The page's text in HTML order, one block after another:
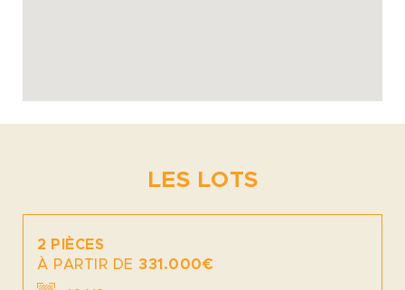
LES LOTS
2 PIÈCES
À PARTIR DE 331.000€